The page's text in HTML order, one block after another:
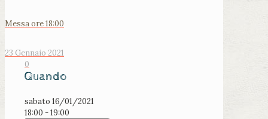
Messa ore 18:00
23 Gennaio 2021
0
Quando
sabato 16/01/2021
18:00 - 19:00